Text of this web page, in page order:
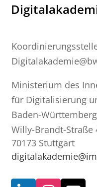
Ministerium des
für Digitalisierung
Baden-Württemberg
Willy-Brandt-Straße
70173 Stuttgart